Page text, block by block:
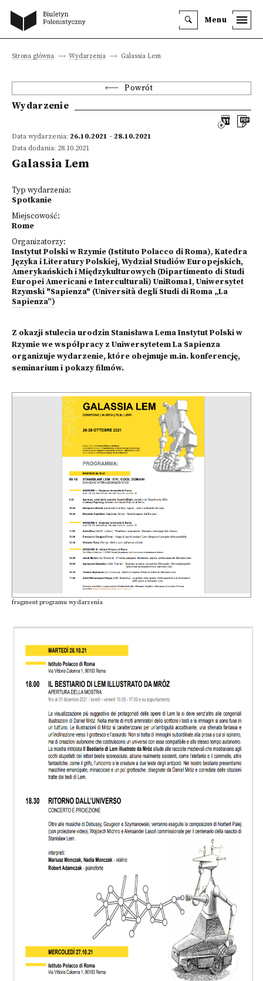
Menu
Strona główna Wydarzenia Galassia Lem
Powrót
Wydarzenie
Data wydarzenia: 26.10.2021 - 28.10.2021
Data dodania: 28.10.2021
Galassia Lem
Typ wydarzenia:
Spotkanie
Miejscowość:
Rome
Organizatorzy:
Instytut Polski w Rzymie (Istituto Polacco di Roma), Katedra
Języka i Literatury Polskiej, Wydział Studiów Europejskich,
Amerykańskich i Międzykulturowych (Dipartimento di Studi
Europei Americani e Interculturali) UniRoma1, Uniwersytet
Rzymski "Sapienza" (Università degli Studi di Roma „La
Sapienza”)
Z okazji stulecia urodzin Stanisława Lema Instytut Polski w
Rzymie we współpracy z Uniwersytetem La Sapienza
organizuje wydarzenie, które obejmuje m.in. konferencję,
seminarium i pokazy filmów.
fragment programu wydarzenia